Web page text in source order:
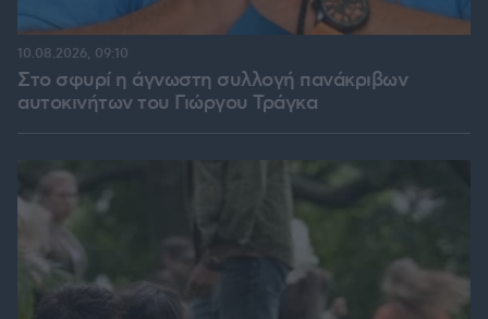
Στο σφυρί η άγνωστη συλλογή πανάκριβων
αυτοκινήτων του Γιώργου Τράγκα
10.08.2026, 09:10